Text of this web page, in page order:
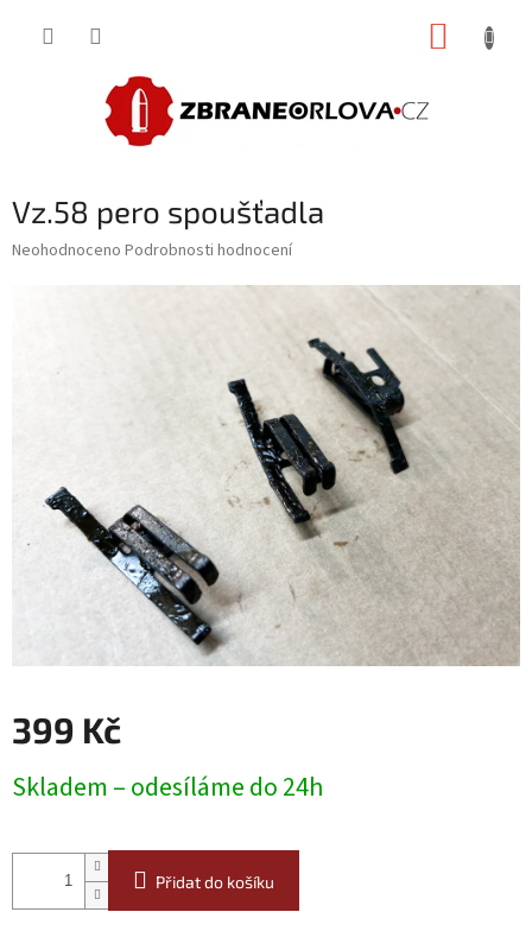
Vz.58 pero spoušťadla
Průměrné
Neohodnoceno Podrobnosti hodnocení
399 Kč
cena:
Skladem – odesíláme do 24h
Přidat do košíku